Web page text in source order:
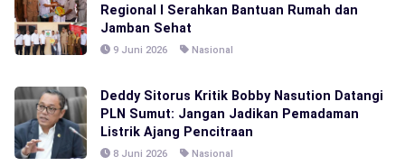
Regional I Serahkan Bantuan Rumah dan
Jamban Sehat
9 Juni 2026 Nasional
Deddy Sitorus Kritik Bobby Nasution Datangi
PLN Sumut: Jangan Jadikan Pemadaman
Listrik Ajang Pencitraan
8 Juni 2026 Nasional